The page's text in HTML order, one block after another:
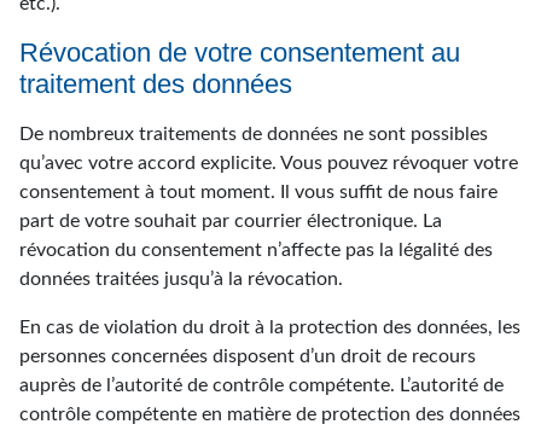
Révocation de votre consentement au
traitement des données
De nombreux traitements de données ne sont possibles
qu’avec votre accord explicite. Vous pouvez révoquer votre
consentement à tout moment. Il vous suffit de nous faire
part de votre souhait par courrier électronique. La
révocation du consentement n’affecte pas la légalité des
données traitées jusqu’à la révocation.
En cas de violation du droit à la protection des données, les
personnes concernées disposent d’un droit de recours
auprès de l’autorité de contrôle compétente. L’autorité de
contrôle compétente en matière de protection des données